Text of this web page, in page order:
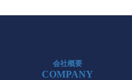
会社概要
COMPANY